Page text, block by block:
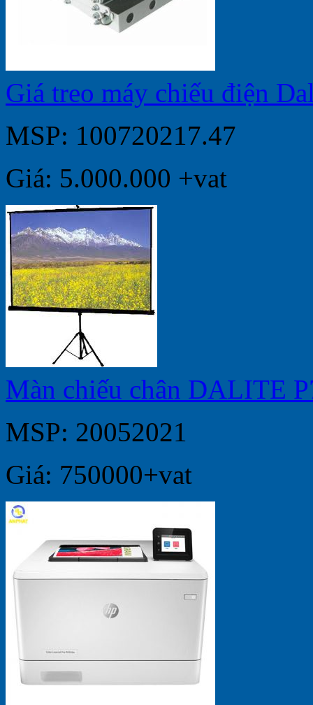
Giá treo máy chiếu điện
MSP: 100720217.47
Giá: 5.000.000 +vat
Màn chiếu chân DALITE
MSP: 20052021
Giá: 750000+vat